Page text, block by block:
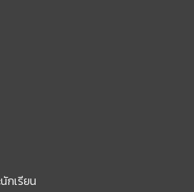
กเรียน